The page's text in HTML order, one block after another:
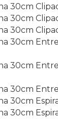
30cm
30cm
30cm
30cm
30cm
30cm
30cm
30cm